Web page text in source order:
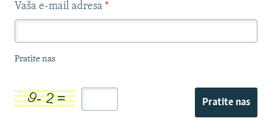
Vaša e-mail adresa *
Pratite nas
Pratite nas